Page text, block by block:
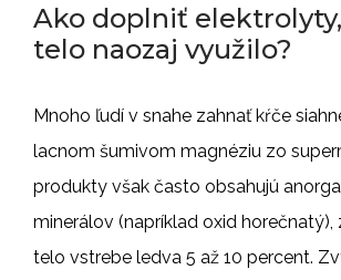
Ako doplniť
telo naozaj využilo?
Mnoho ľudí v snahe zahnať kŕče
lacnom šumivom magnéziu zo
produkty však často obsahujú
minerálov (napríklad oxid horečnatý),
telo vstrebe ledva 5 až 10 percent.